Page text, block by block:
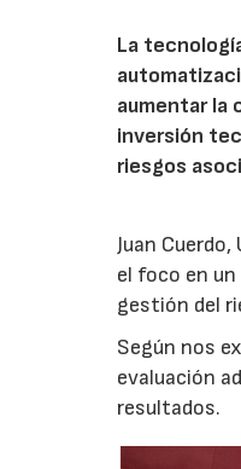
La
aumentar la
inversión
riesgos
Juan
el foco en
gestión del
Según nos
evaluación
resultados.